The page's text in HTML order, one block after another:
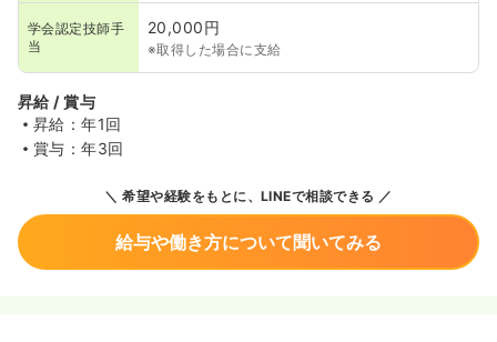
学会認定技師手
当
20,000円
※取得した場合に支給
昇給 / 賞与
昇給：年1回
賞与：年3回
希望や経験をもとに、LINEで相談できる
給与や働き方について聞いてみる